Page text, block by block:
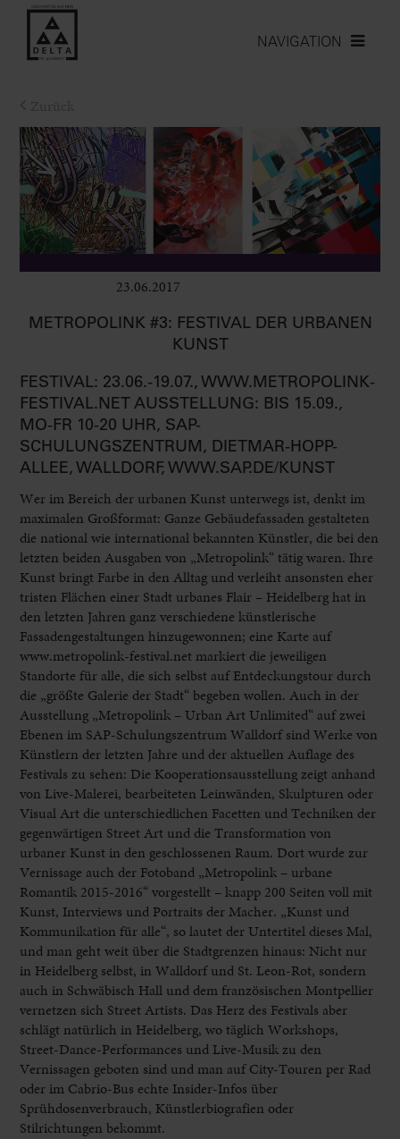
NAVIGATION
23.06.2017
METROPOLINK #3: FESTIVAL DER URBANEN
KUNST
FESTIVAL: 23.06.-19.07., WWW.METROPOLINK-
FESTIVAL.NET AUSSTELLUNG: BIS 15.09.,
MO-FR 10-20 UHR, SAP-
SCHULUNGSZENTRUM, DIETMAR-HOPP-
ALLEE, WALLDORF, WWW.SAP.DE/KUNST
Wer im Bereich der urbanen Kunst unterwegs ist, denkt im
maximalen Großformat: Ganze Gebäudefassaden gestalteten
die national wie international bekannten Künstler, die bei den
letzten beiden Ausgaben von „Metropolink“ tätig waren. Ihre
Kunst bringt Farbe in den Alltag und verleiht ansonsten eher
tristen Flächen einer Stadt urbanes Flair – Heidelberg hat in
den letzten Jahren ganz verschiedene künstlerische
Fassadengestaltungen hinzugewonnen; eine Karte auf
www.metropolink-festival.net markiert die jeweiligen
Standorte für alle, die sich selbst auf Entdeckungstour durch
die „größte Galerie der Stadt“ begeben wollen. Auch in der
Ausstellung „Metropolink – Urban Art Unlimited“ auf zwei
Ebenen im SAP-Schulungszentrum Walldorf sind Werke von
Künstlern der letzten Jahre und der aktuellen Auflage des
Festivals zu sehen: Die Kooperationsausstellung zeigt anhand
von Live-Malerei, bearbeiteten Leinwänden, Skulpturen oder
Visual Art die unterschiedlichen Facetten und Techniken der
gegenwärtigen Street Art und die Transformation von
urbaner Kunst in den geschlossenen Raum. Dort wurde zur
Vernissage auch der Fotoband „Metropolink – urbane
Romantik 2015-2016“ vorgestellt – knapp 200 Seiten voll mit
Kunst, Interviews und Portraits der Macher. „Kunst und
Kommunikation für alle“, so lautet der Untertitel dieses Mal,
und man geht weit über die Stadtgrenzen hinaus: Nicht nur
in Heidelberg selbst, in Walldorf und St. Leon-Rot, sondern
auch in Schwäbisch Hall und dem französischen Montpellier
vernetzen sich Street Artists. Das Herz des Festivals aber
schlägt natürlich in Heidelberg, wo täglich Workshops,
Street-Dance-Performances und Live-Musik zu den
Vernissagen geboten sind und man auf City-Touren per Rad
oder im Cabrio-Bus echte Insider-Infos über
Sprühdosenverbrauch, Künstlerbiografien oder
Stilrichtungen bekommt.